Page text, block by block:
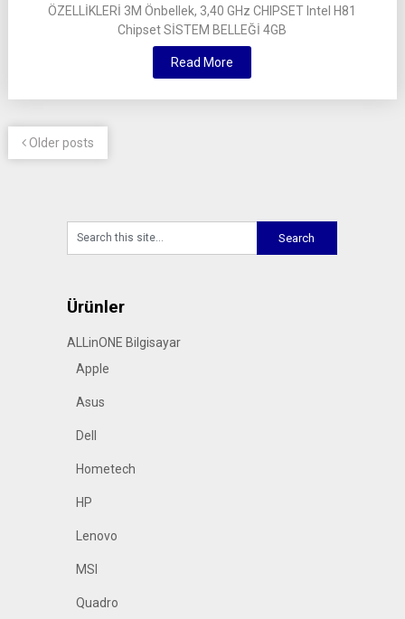
ÖZELLİKLERİ 3M Önbellek, 3,40 GHz CHIPSET Intel H81
Chipset SİSTEM BELLEĞİ 4GB
Read More
Older posts
Ürünler
ALLinONE Bilgisayar
Apple
Asus
Dell
Hometech
HP
Lenovo
MSI
Quadro